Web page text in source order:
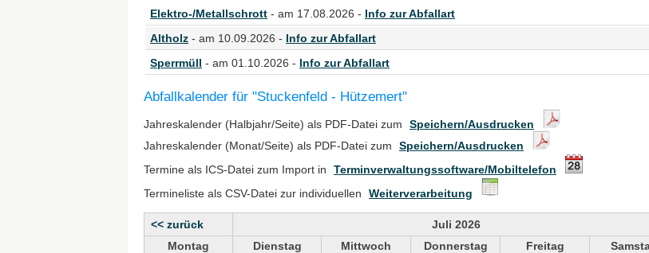
Elektro-/Metallschrott - am 17.08.2026 - Info zur Abfallart
Altholz - am 10.09.2026 - Info zur Abfallart
Sperrmüll - am 01.10.2026 - Info zur Abfallart
Abfallkalender für "Stuckenfeld - Hützemert"
Jahreskalender (Halbjahr/Seite) als PDF-Datei zum
Speichern/Ausdrucken
Jahreskalender (Monat/Seite) als PDF-Datei zum
Speichern/Ausdrucken
Termine als ICS-Datei zum Import in
Terminverwaltungssoftware/Mobiltelefon
Termineliste als CSV-Datei zur individuellen
Weiterverarbeitung
<< zurück Juli 2026
Montag
Dienstag Mittwoch Donnerstag Freitag